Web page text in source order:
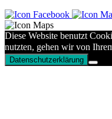
Diese Website benutzt
nutzten, gehen wir von
Datenschutzerklärung